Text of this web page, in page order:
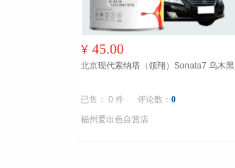
¥ 45.00
北京现代索纳塔（领翔）Sonata7 乌木黑
已售： 0 件 评论数： 0
福州爱出色自营店